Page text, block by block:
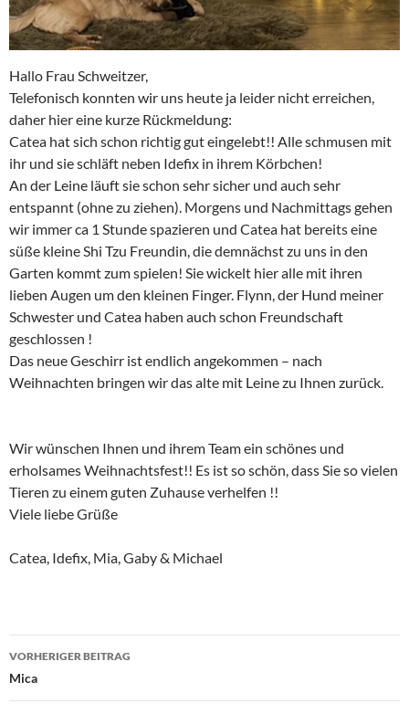
Hallo Frau Schweitzer,
Telefonisch konnten wir uns heute ja leider nicht erreichen,
daher hier eine kurze Rückmeldung:
Catea hat sich schon richtig gut eingelebt!! Alle schmusen mit
ihr und sie schläft neben Idefix in ihrem Körbchen!
An der Leine läuft sie schon sehr sicher und auch sehr
entspannt (ohne zu ziehen). Morgens und Nachmittags gehen
wir immer ca 1 Stunde spazieren und Catea hat bereits eine
süße kleine Shi Tzu Freundin, die demnächst zu uns in den
Garten kommt zum spielen! Sie wickelt hier alle mit ihren
lieben Augen um den kleinen Finger. Flynn, der Hund meiner
Schwester und Catea haben auch schon Freundschaft
geschlossen !
Das neue Geschirr ist endlich angekommen – nach
Weihnachten bringen wir das alte mit Leine zu Ihnen zurück.
Wir wünschen Ihnen und ihrem Team ein schönes und
erholsames Weihnachtsfest!! Es ist so schön, dass Sie so vielen
Tieren zu einem guten Zuhause verhelfen !!
Viele liebe Grüße
Catea, Idefix, Mia, Gaby & Michael
Beitragsnavigation
VORHERIGER BEITRAG
Mica